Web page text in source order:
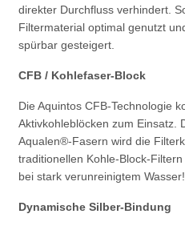
direkter Durchfluss verhindert.
Filtermaterial optimal genutzt
spürbar gesteigert.
CFB / Kohlefaser-Block
Die Aquintos CFB-Technologie
Aktivkohleblöcken zum Einsatz.
Aqualen®-Fasern wird die
traditionellen Kohle-Block-
bei stark verunreinigtem Wasser!
Dynamische Silber-Bindung